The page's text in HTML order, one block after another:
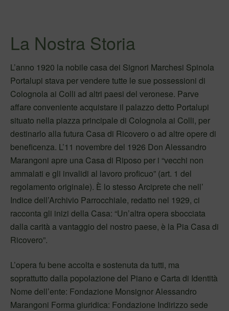
La Nostra Storia
L’anno 1920 la nobile casa dei Signori Marchesi Spinola
Portalupi stava per vendere tutte le sue possessioni di
Colognola ai Colli ad altri paesi del veronese. Parve
affare conveniente acquistare il palazzo detto Portalupi
situato nella piazza principale di Colognola ai Colli, per
destinarlo alla futura Casa di Ricovero o ad altre opere di
beneficenza. L’11 novembre del 1926 Don Alessandro
Marangoni apre una Casa di Riposo per i “vecchi non
ammalati e gli invalidi al lavoro proficuo” (art. 1 del
regolamento originale). È lo stesso Arciprete che nell’
Indice dell’Archivio Parrocchiale, redatto nel 1929, ci
racconta gli inizi della Casa: “Un’altra opera sbocciata
dalla carità a vantaggio del nostro paese, è la Pia Casa di
Ricovero”.
L’opera fu bene accolta e sostenuta da tutti, ma
soprattutto dalla popolazione del Piano e Carta di Identità
Nome dell’ente: Fondazione Monsignor Alessandro
Marangoni Forma giuridica: Fondazione Indirizzo sede